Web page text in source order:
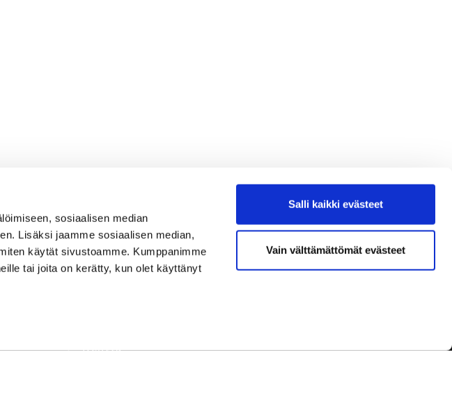
sosiaalisen median
Lisäksi jaamme sosiaalisen median,
käytät sivustoamme. Kumppanimme
tai joita on kerätty, kun olet käyttänyt
Salli kaikki evästeet
Vain välttämättömät evästeet
Kenttä